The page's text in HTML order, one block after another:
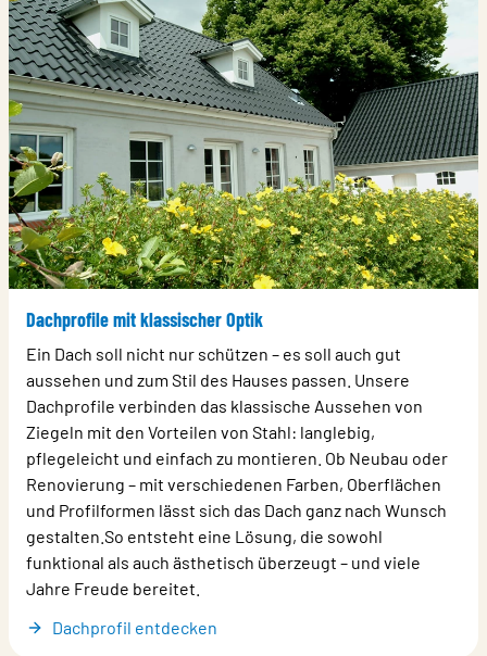
Dachprofile mit klassischer Optik
Ein Dach soll nicht nur schützen – es soll auch gut
aussehen und zum Stil des Hauses passen. Unsere
Dachprofile verbinden das klassische Aussehen von
Ziegeln mit den Vorteilen von Stahl: langlebig,
pflegeleicht und einfach zu montieren. Ob Neubau oder
Renovierung – mit verschiedenen Farben, Oberflächen
und Profilformen lässt sich das Dach ganz nach Wunsch
gestalten.So entsteht eine Lösung, die sowohl
funktional als auch ästhetisch überzeugt – und viele
Jahre Freude bereitet.
Dachprofil entdecken